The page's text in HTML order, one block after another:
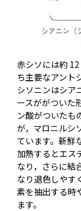
赤シソには約
ち主要なアント
シソニンはシア
ースががついた
ン酸がついたも
が，マロニルシ
ています。新鮮
加熱するとエス
なり，さらに結
なり退色しやす
素を抽出する時
ます。